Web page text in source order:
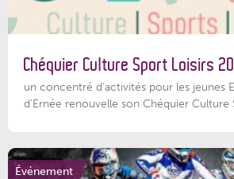
Chéquier Culture Sport Loisirs
un concentré d’activités pour les jeunes
d’Ernée renouvelle son Chéquier Culture
Événement